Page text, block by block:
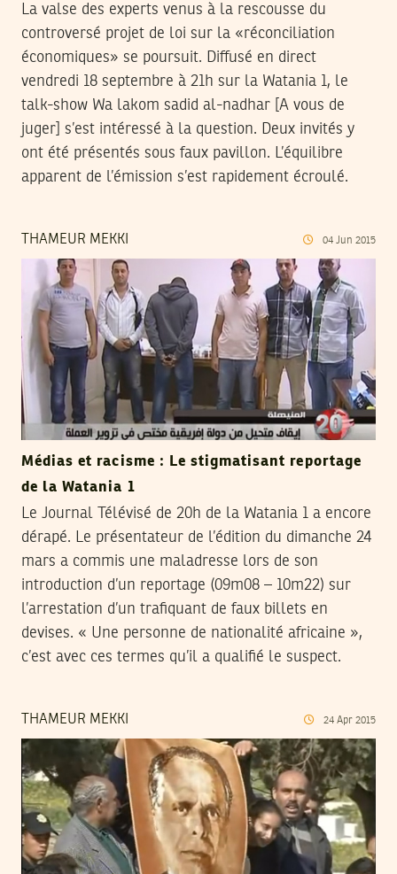
La valse des experts venus à la rescousse du
controversé projet de loi sur la «réconciliation
économiques» se poursuit. Diffusé en direct
vendredi 18 septembre à 21h sur la Watania 1, le
talk-show Wa lakom sadid al-nadhar [A vous de
juger] s’est intéressé à la question. Deux invités y
ont été présentés sous faux pavillon. L’équilibre
apparent de l’émission s’est rapidement écroulé.
THAMEUR MEKKI 04 Jun 2015
Médias et racisme : Le stigmatisant reportage
de la Watania 1
Le Journal Télévisé de 20h de la Watania 1 a encore
dérapé. Le présentateur de l’édition du dimanche 24
mars a commis une maladresse lors de son
introduction d’un reportage (09m08 – 10m22) sur
l’arrestation d’un trafiquant de faux billets en
devises. « Une personne de nationalité africaine »,
c’est avec ces termes qu’il a qualifié le suspect.
THAMEUR MEKKI 24 Apr 2015